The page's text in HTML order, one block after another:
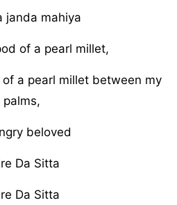
janda mahiya
of a pearl millet,
a pearl millet between my
palms,
beloved
Da Sitta
Da Sitta